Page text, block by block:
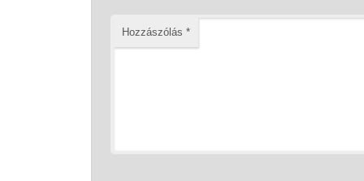
Hozzászólás *